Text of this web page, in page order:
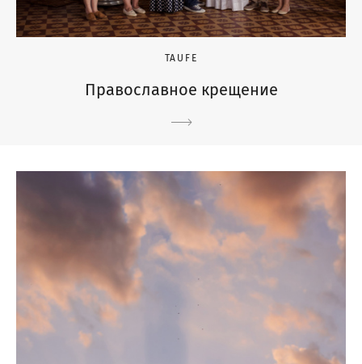
TAUFE
Православное крещение